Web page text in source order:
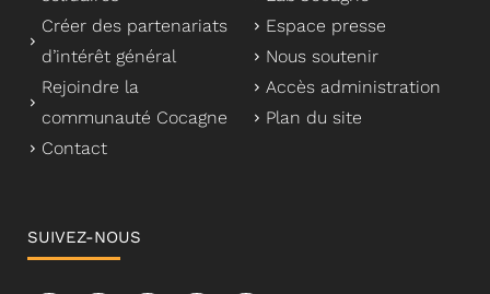
Créer des partenariats
d’intérêt général
Rejoindre la
communauté Cocagne
Contact
Espace presse
Nous soutenir
Accès administration
Plan du site
SUIVEZ-NOUS